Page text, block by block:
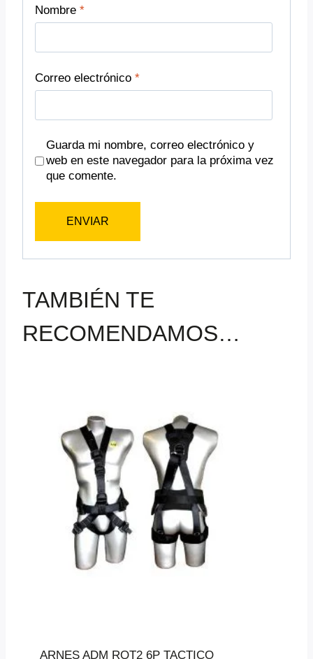
Nombre *
Correo electrónico *
Guarda mi nombre, correo electrónico y
web en este navegador para la próxima vez
que comente.
TAMBIÉN TE
RECOMENDAMOS…
ARNES ADM RQT2 6P TACTICO